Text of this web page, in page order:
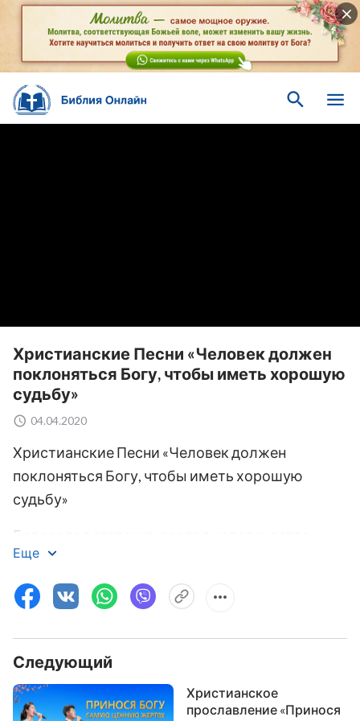
Христианские Песни «Человек должен
поклоняться Богу, чтобы иметь хорошую
судьбу»
04.04.2020
Христианские Песни «Человек должен
поклоняться Богу, чтобы иметь хорошую
судьбу»
Бог создал этот мир, создал человечество.
культуры древнегреческой и до наших дней.
только Он позаботится.
Неотделимы люди от господства Его.
Еще
Следующий
Христианское
прославление «Принося